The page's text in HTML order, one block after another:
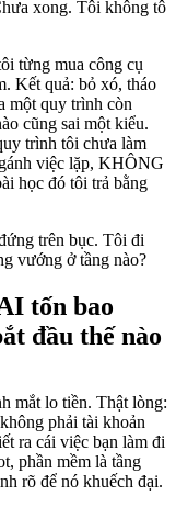
xong. Tôi không tô
từng mua công cụ
Kết quả: bỏ xó, tháo
một quy trình còn
cũng sai một kiểu.
trình tôi chưa làm
việc lặp, KHÔNG
học đó tôi trả bằng
trên bục. Tôi đi
vướng ở tầng nào?
tốn bao
đầu thế nào
mắt lo tiền. Thật lòng:
phải tài khoản
ra cái việc bạn làm đi
phần mềm là tầng
rõ để nó khuếch đại.